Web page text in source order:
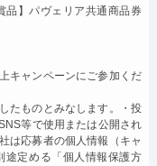
】パヴェリア共通商品券
キャンペーンにご参加くだ
たものとみなします。・投
等で使用または公開され
は応募者の個人情報（キャ
途定める「個人情報保護方